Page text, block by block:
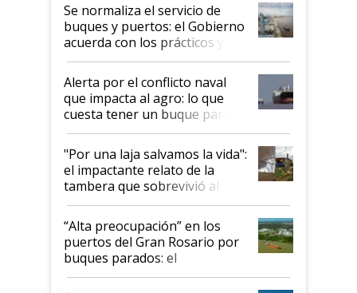
Se normaliza el servicio de
buques y puertos: el Gobierno
acuerda con los prácticos y
suspende el decreto de
desregulación
Alerta por el conflicto naval
que impacta al agro: lo que
cuesta tener un buque parado
y el peligro de que Argentina
pase a ser "país sucio"
"Por una laja salvamos la vida":
el impactante relato de la
tambera que sobrevivió al
tornado
“Alta preocupación” en los
puertos del Gran Rosario por
buques parados: el
funcionamiento de las
exportadoras en tensión tras